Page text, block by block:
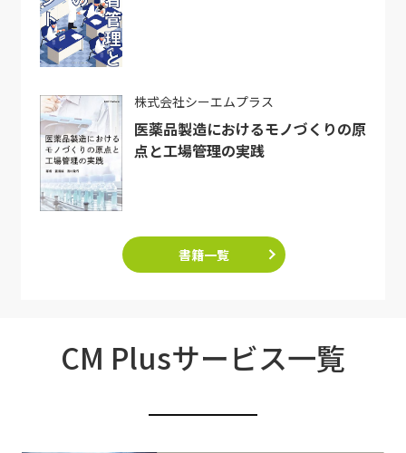
株式会社シーエムプラス
医薬品製造におけるモノづくりの原
点と工場管理の実践
書籍一覧
CM Plusサービス一覧